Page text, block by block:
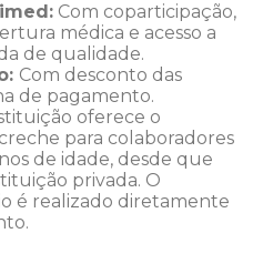
Com coparticipação,
médica e acesso a
de qualidade.
Com desconto das
de pagamento.
oferece o
para colaboradores
de idade, desde que
privada. O
é realizado diretamente